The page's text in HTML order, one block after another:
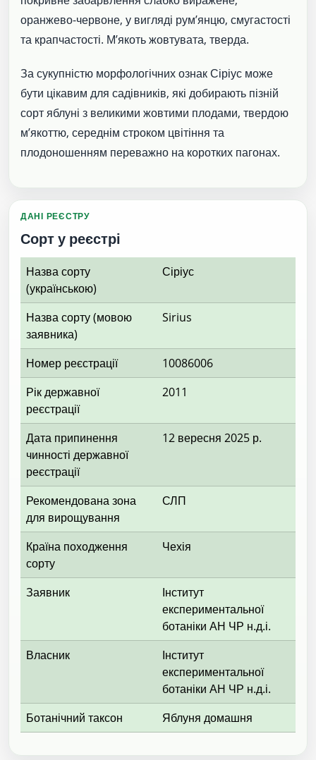
оранжево-червоне, у вигляді рум’янцю, смугастості
та крапчастості. М’якоть жовтувата, тверда.
За сукупністю морфологічних ознак Сіріус може
бути цікавим для садівників, які добирають пізній
сорт яблуні з великими жовтими плодами, твердою
м’якоттю, середнім строком цвітіння та
плодоношенням переважно на коротких пагонах.
ДАНІ РЕЄСТРУ
Сорт у реєстрі
Назва сорту
(українською)
Сіріус
Назва сорту (мовою
заявника)
Sirius
Номер реєстрації
10086006
Рік державної
реєстрації
2011
Дата припинення
чинності державної
реєстрації
12 вересня 2025 р.
Рекомендована зона
для вирощування
СЛП
Країна походження
сорту
Чехія
Заявник
Інститут
експериментальної
ботаніки АН ЧР н.д.і.
Власник
Інститут
експериментальної
ботаніки АН ЧР н.д.і.
Ботанічний таксон
Яблуня домашня